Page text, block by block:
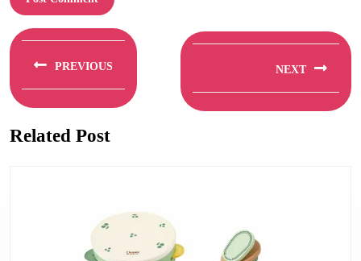
Berichtnavigatie
PREVIOUS
post:
NEXT
post:
Related Post